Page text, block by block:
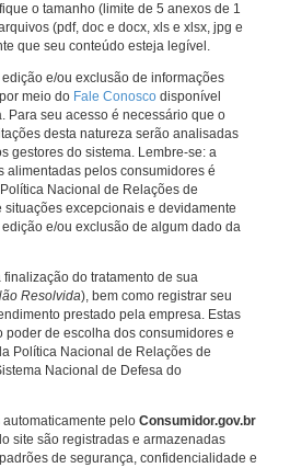
o tamanho (limite de 5 anexos de 1
(pdf, doc e docx, xls e xlsx, jpg e
que seu conteúdo esteja legível.
e/ou exclusão de informações
meio do Fale Conosco disponível
Para seu acesso é necessário que o
desta natureza serão analisadas
gestores do sistema. Lembre-se: a
alimentadas pelos consumidores é
Nacional de Relações de
situações excepcionais e devidamente
e/ou exclusão de algum dado da
do tratamento de sua
Resolvida), bem como registrar seu
prestado pela empresa. Estas
poder de escolha dos consumidores e
Política Nacional de Relações de
Nacional de Defesa do
pelo Consumidor.gov.br
site são registradas e armazenadas
de segurança, confidencialidade e